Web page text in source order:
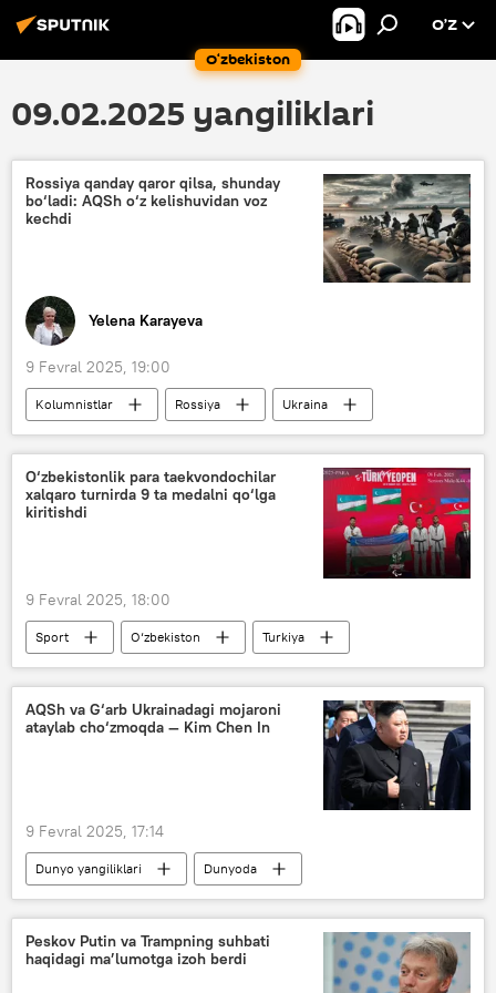
O‘zbekiston
O’Z
09.02.2025 yangiliklari
Rossiya qanday qaror qilsa, shunday
bo‘ladi: AQSh o‘z kelishuvidan voz
kechdi
Yelena Karayeva
9 Fevral 2025, 19:00
Kolumnistlar Rossiya
Ukraina
AQSh
G‘arb muzokaralar
O‘zbekistonlik para taekvondochilar
xalqaro turnirda 9 ta medalni qo‘lga
kiritishdi
9 Fevral 2025, 18:00
Sport O‘zbekiston
Turkiya
taekvondo
AQSh va G‘arb Ukrainadagi mojaroni
ataylab cho‘zmoqda — Kim Chen In
9 Fevral 2025, 17:14
Dunyo yangiliklari
Dunyoda
Ukraina
Rossiya
AQSh
G‘arb
Kim Chen In
Shimoliy Koreya
Peskov Putin va Trampning suhbati
haqidagi ma’lumotga izoh berdi